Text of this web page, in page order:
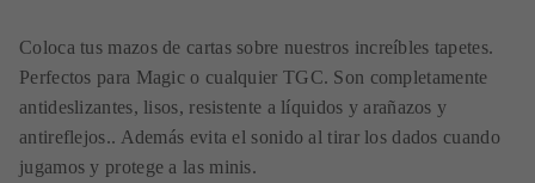
Coloca tus mazos de cartas sobre nuestros increíbles tapetes.
Perfectos para Magic o cualquier TGC. Son completamente
antideslizantes, lisos, resistente a líquidos y arañazos y
antireflejos.. Además evita el sonido al tirar los dados cuando
jugamos y protege a las minis.